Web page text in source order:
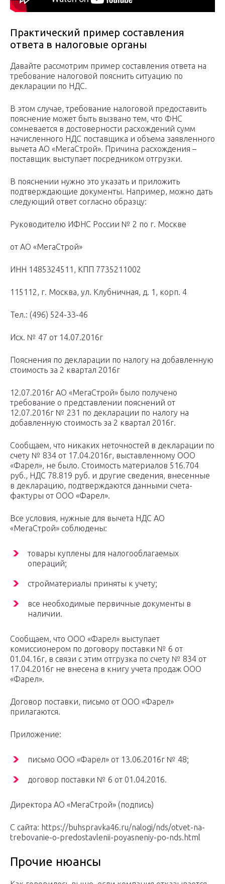
Практический пример составления
ответа в налоговые органы
Давайте рассмотрим пример составления ответа на
требование налоговой пояснить ситуацию по
декларации по НДС.
В этом случае, требование налоговой предоставить
пояснение может быть вызвано тем, что ФНС
сомневается в достоверности расхождений сумм
начисленного НДС поставщика и объема заявленного
вычета АО «МегаСтрой». Причина расхождения –
поставщик выступает посредником отгрузки.
В пояснении нужно это указать и приложить
подтверждающие документы. Например, можно дать
следующий ответ согласно образцу:
Руководителю ИФНС России № 2 по г. Москве
от АО «МегаСтрой»
ИНН 1485324511, КПП 7735211002
115112, г. Москва, ул. Клубничная, д. 1, корп. 4
Тел.: (496) 524-33-46
Исх. № 47 от 14.07.2016г
Пояснения по декларации по налогу на добавленную
стоимость за 2 квартал 2016г
12.07.2016г АО «МегаСтрой» было получено
требование о представлении пояснений от
12.07.2016г № 231 по декларации по налогу на
добавленную стоимость за 2 квартал 2016г.
Сообщаем, что никаких неточностей в декларации по
счету № 834 от 17.04.2016г, выставленному ООО
«Фарел», не было. Стоимость материалов 516.704
руб., НДС 78.819 руб. и другие сведения, внесенные
в декларацию, подтверждаются данными счета-
фактуры от ООО «Фарел».
Все условия, нужные для вычета НДС АО
«МегаСтрой» соблюдены:
товары куплены для налогооблагаемых
операций;
стройматериалы приняты к учету;
все необходимые первичные документы в
наличии.
Сообщаем, что ООО «Фарел» выступает
комиссионером по договору поставки № 6 от
01.04.16г, в связи с этим отгрузка по счету № 834 от
17.04.2016г не внесена в книгу учета продаж ООО
«Фарел».
Договор поставки, письмо от ООО «Фарел»
прилагаются.
Приложение:
письмо ООО «Фарел» от 13.06.2016г № 48;
договор поставки № 6 от 01.04.2016.
Директора АО «МегаСтрой» (подпись)
С сайта: https://buhspravka46.ru/nalogi/nds/otvet-na-
trebovanie-o-predostavlenii-poyasneniy-po-nds.html
Прочие нюансы